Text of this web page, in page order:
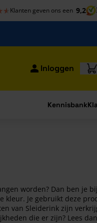
Klanten geven ons een 9,2
Inloggen
Kennisbank
worden? Dan ben je
kleur. Je gebruikt deze
van Sleiderink zijn
die er zijn? Lees